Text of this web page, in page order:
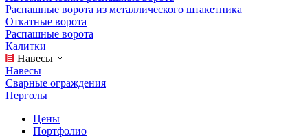
Распашные ворота из металлического штакетника
Откатные ворота
Распашные ворота
Калитки
Навесы
Навесы
Сварные ограждения
Перголы
Цены
Портфолио